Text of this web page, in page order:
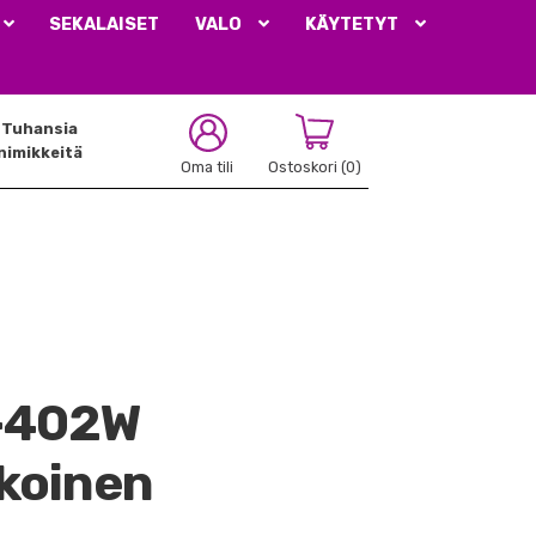
SEKALAISET VALO KÄYTETYT
Oma tili Ostoskori (0)
Tuhansia